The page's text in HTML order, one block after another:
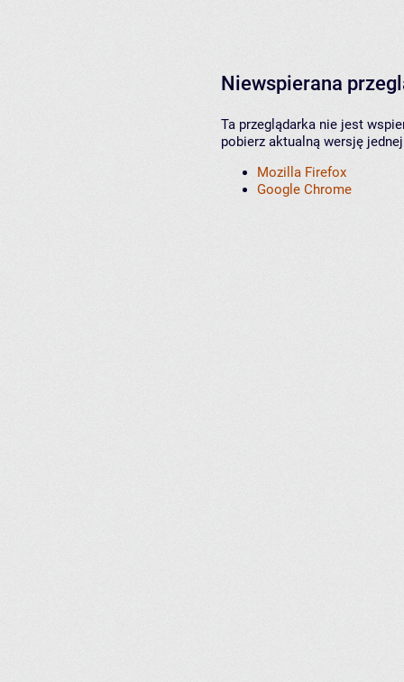
Niewspierana
Ta przeglądarka nie jest
pobierz aktualną wersję
Mozilla Firefox
Google Chrome